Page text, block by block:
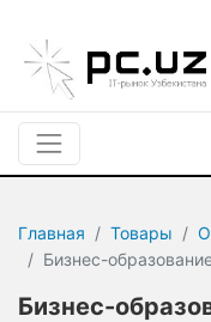
Главная Товары
Бизнес-
Бизнес-